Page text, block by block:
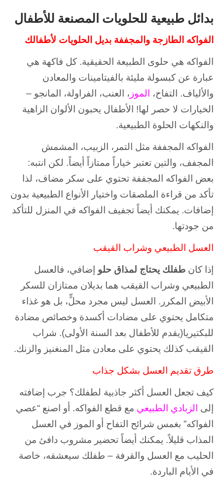
بدائل طبيعية للحلويات المصنعة للأطفال
الفواكه الطازجة والمجففة بديل الحلويات لأطفالك
الفواكه هي حلوى الطبيعة الحقيقية. كل فاكهة هي
عبارة عن كبسولة مليئة بالفيتامينات والمعادن
والألياف. التفاح، الموز ، العنب، الفراولة، المانجو –
الخيارات لا حصر لها! الأطفال يحبون الألوان الزاهية
والنكهات الحلوة الطبيعية.
الفواكه المجففة مثل التمر، الزبيب، المشمش
المجفف، والتين تعتبر خياراً ممتازاً أيضاً. لكن انتبه:
بعض الفواكه المجففة تحتوي على سكر مضاف، لذا
تأكد من قراءة الملصقات واختيار الأنواع الطبيعية بدون
إضافات. يمكنك أيضاً تجفيف الفواكه في المنزل للتأكد
من جودتها.
العسل الطبيعي وشراب القيقب
إذا كان طفلك يحتاج لمذاق حلو إضافي، فالعسل
الطبيعي وشراب القيقب هما بديلان ممتازان للسكر
الأبيض المكرر. العسل ليس مجرد محلٍّ، بل هو غذاء
متكامل يحتوي على مضادات أكسدة وخصائص مضادة
للبكتيريا(يقدم للأطفال بعد السنة الأولى). شراب
القيقب كذلك يحتوي على معادن مثل المنغنيز والزنك.
طرق تقديم العسل بشكل جذاب
كيف تجعل العسل أكثر جاذبية لطفلك؟ جرب إضافته
إلى الزبادي الطبيعي مع قطع الفواكه. أو اصنع “عصي
الفواكه” بغمس شرائح التفاح أو الموز في العسل
المذاب قليلاً. يمكنك أيضاً تحضير مشروب دافئ من
الحليب مع العسل والقرفة – طفلك سيعشقه، خاصة
في الأيام الباردة.